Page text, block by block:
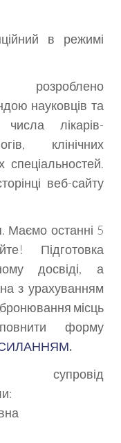
в режимі
науковців та
лікарів-
клінічних
спеціальностей.
веб-сайту
Маємо останні 5
Підготовка
досвіді, а
з урахуванням
місць
форму
.
супровід